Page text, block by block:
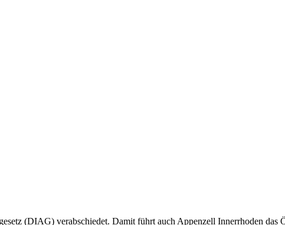
(DIAG) verabschiedet. Damit führt auch Appenzell Innerrhoden das